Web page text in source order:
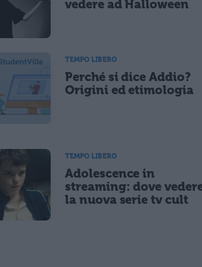
vedere ad Halloween
TEMPO LIBERO
Perché si dice Addio?
Origini ed etimologia
TEMPO LIBERO
Adolescence in
streaming: dove
la nuova serie tv cult